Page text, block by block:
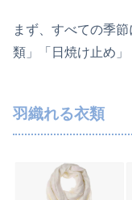
まず、すべての季
類」「日焼け止め」
羽織れる衣類